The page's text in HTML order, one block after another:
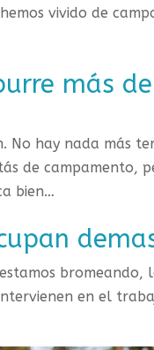
vivido de
más
No hay nada más
de campamento,
bien…
en el